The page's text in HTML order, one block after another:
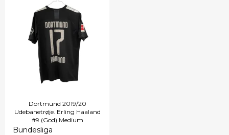
Dortmund 2019/20
Udebanetrøje. Erling Haaland
#9 (God) Medium
Bundesliga